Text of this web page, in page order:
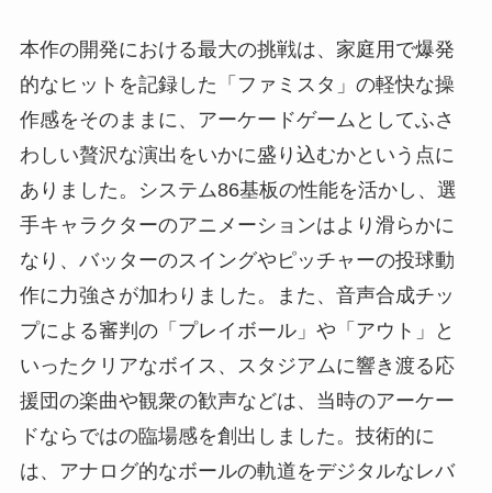
本作の開発における最大の挑戦は、家庭用で爆発
的なヒットを記録した「ファミスタ」の軽快な操
作感をそのままに、アーケードゲームとしてふさ
わしい贅沢な演出をいかに盛り込むかという点に
ありました。システム86基板の性能を活かし、選
手キャラクターのアニメーションはより滑らかに
なり、バッターのスイングやピッチャーの投球動
作に力強さが加わりました。また、音声合成チッ
プによる審判の「プレイボール」や「アウト」と
いったクリアなボイス、スタジアムに響き渡る応
援団の楽曲や観衆の歓声などは、当時のアーケー
ドならではの臨場感を創出しました。技術的に
は、アナログ的なボールの軌道をデジタルなレバ